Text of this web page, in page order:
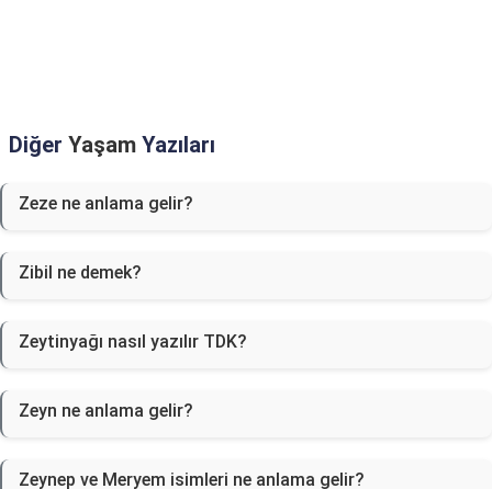
Diğer Yaşam Yazıları
Zeze ne anlama gelir?
Zibil ne demek?
Zeytinyağı nasıl yazılır TDK?
Zeyn ne anlama gelir?
Zeynep ve Meryem isimleri ne anlama gelir?